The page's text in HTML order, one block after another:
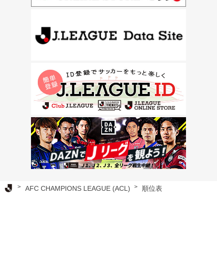
Ｊリーグ TOP
AFC CHAMPIONS LEAGUE (ACL) 順位表